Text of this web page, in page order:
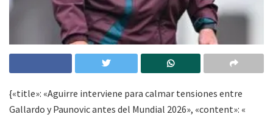
{«title»: «Aguirre interviene para calmar tensiones entre
Gallardo y Paunovic antes del Mundial 2026», «content»: «